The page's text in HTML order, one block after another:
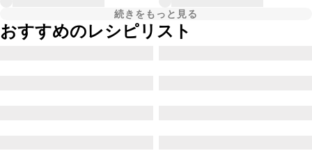
続きをもっと見る
おすすめのレシピリスト